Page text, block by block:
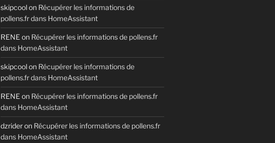
skipcoolon Récupérer les informations de
pollens.fr dans HomeAssistant
RENE on Récupérer les informations de pollens.fr
dans HomeAssistant
skipcoolon Récupérer les informations de
pollens.fr dans HomeAssistant
RENE on Récupérer les informations de pollens.fr
dans HomeAssistant
dzrideron Récupérer les informations de pollens.fr
dans HomeAssistant